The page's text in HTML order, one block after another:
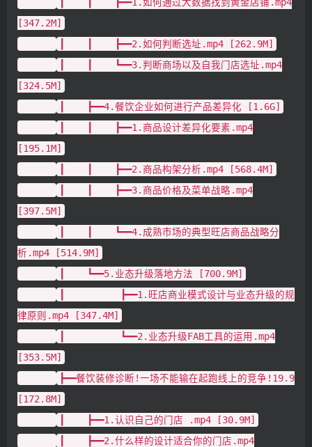
[347.2M]
┃ ┃ ┣━━2.如何判断选址.mp4 [262.9M]
┃ ┃ ┗━━3.判断商场以及自我门店选址.mp4
[324.5M]
┃ ┣━━4.餐饮企业如何进行产品差异化 [1.6G]
┃ ┃ ┣━━1.商品设计差异化要素.mp4
[195.1M]
┃ ┃ ┣━━2.商品构架分析.mp4 [568.4M]
┃ ┃ ┣━━3.商品价格及菜单战略.mp4
[397.5M]
┃ ┃ ┗━━4.成熟市场的典型旺店商品战略分
析.mp4 [514.9M]
┃ ┗━━5.业态升级落地方法 [700.9M]
┃ ┣━━1.旺店商业模式设计与业态升级的规
律原则.mp4 [347.4M]
┃ ┗━━2.业态升级FAB工具的运用.mp4
[353.5M]
┣━━餐饮装修诊断!一场不能输在起跑线上的竞争!19.9
[172.8M]
┃ ┣━━1.认识自己的门店 .mp4 [30.9M]
┃ ┣━━2.什么样的设计适合你的门店.mp4